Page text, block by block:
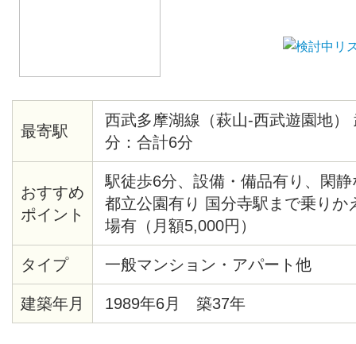
最寄駅
西武多摩湖線（萩山-西武遊園地
分：合計6分
おすすめ
ポイント
駅徒歩6分、設備・備品有り、閑
都立公園有り 国分寺駅まで乗りか
場有（月額5,000円）
タイプ 一般マンション・アパート他
建築年月 1989年6月 築37年